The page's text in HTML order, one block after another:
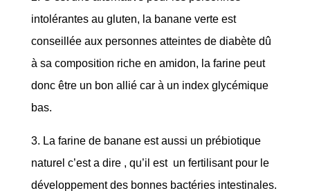
intolérantes au gluten, la banane verte est
conseillée aux personnes atteintes de diabète dû
à sa composition riche en amidon, la farine peut
donc être un bon allié car à un index glycémique
bas.
3. La farine de banane est aussi un prébiotique
naturel c’est a dire , qu’il est un fertilisant pour le
développement des bonnes bactéries intestinales.